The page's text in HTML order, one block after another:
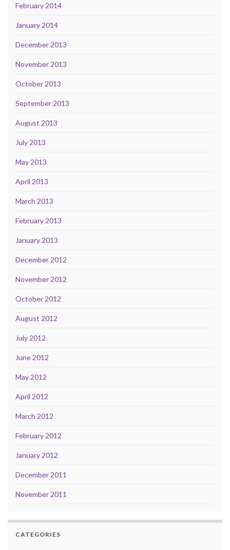
February 2014
January 2014
December 2013
November 2013
October 2013
September 2013
August 2013
July 2013
May 2013
April 2013
March 2013
February 2013
January 2013
December 2012
November 2012
October 2012
August 2012
July 2012
June 2012
May 2012
April 2012
March 2012
February 2012
January 2012
December 2011
November 2011
CATEGORIES